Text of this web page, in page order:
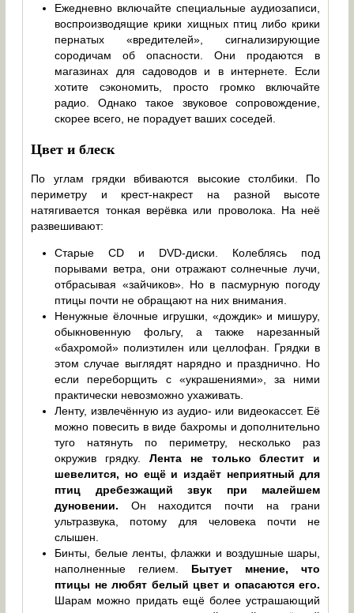
Ежедневно включайте специальные аудиозаписи,
воспроизводящие крики хищных птиц либо крики
пернатых «вредителей», сигнализирующие
сородичам об опасности. Они продаются в
магазинах для садоводов и в интернете. Если
хотите сэкономить, просто громко включайте
радио. Однако такое звуковое сопровождение,
скорее всего, не порадует ваших соседей.
Цвет и блеск
По углам грядки вбиваются высокие столбики. По
периметру и крест-накрест на разной высоте
натягивается тонкая верёвка или проволока. На неё
развешивают:
Старые CD и DVD-диски. Колеблясь под
порывами ветра, они отражают солнечные лучи,
отбрасывая «зайчиков». Но в пасмурную погоду
птицы почти не обращают на них внимания.
Ненужные ёлочные игрушки, «дождик» и мишуру,
обыкновенную фольгу, а также нарезанный
«бахромой» полиэтилен или целлофан. Грядки в
этом случае выглядят нарядно и празднично. Но
если переборщить с «украшениями», за ними
практически невозможно ухаживать.
Ленту, извлечённую из аудио- или видеокассет. Её
можно повесить в виде бахромы и дополнительно
туго натянуть по периметру, несколько раз
окружив грядку. Лента не только блестит и
шевелится, но ещё и издаёт неприятный для
птиц дребезжащий звук при малейшем
дуновении. Он находится почти на грани
ультразвука, потому для человека почти не
слышен.
Бинты, белые ленты, флажки и воздушные шары,
наполненные гелием. Бытует мнение, что
птицы не любят белый цвет и опасаются его.
Шарам можно придать ещё более устрашающий